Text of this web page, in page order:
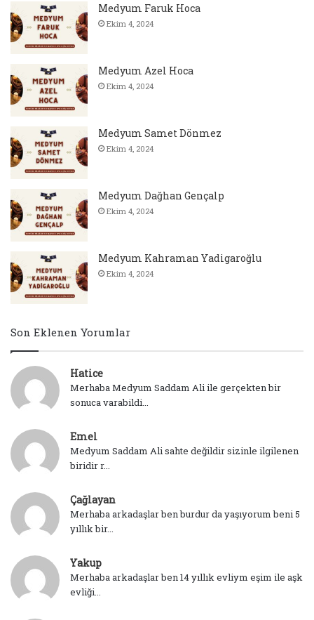
Medyum Faruk Hoca
Ekim 4, 2024
Medyum Azel Hoca
Ekim 4, 2024
Medyum Samet Dönmez
Ekim 4, 2024
Medyum Dağhan Gençalp
Ekim 4, 2024
Medyum Kahraman Yadigaroğlu
Ekim 4, 2024
Son Eklenen Yorumlar
Hatice
Merhaba Medyum Saddam Ali ile gerçekten bir
sonuca varabildi...
Emel
Medyum Saddam Ali sahte değildir sizinle ilgilenen
biridir r...
Çağlayan
Merhaba arkadaşlar ben burdur da yaşıyorum beni 5
yıllık bir...
Yakup
Merhaba arkadaşlar ben 14 yıllık evliym eşim ile aşk
evliği...